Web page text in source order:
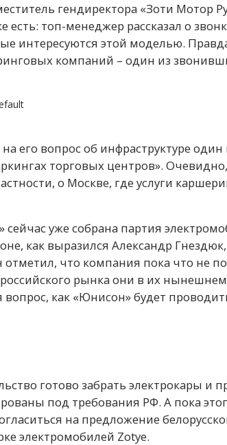
гендиректора «Зоти Мотор
есть: топ-менеджер рассказал о
интересуются этой моделью.
компаний – один из
его вопрос об инфраструктуре
торговых центров».
о Москве, где услуги
уже собрана партия
как выразился Александр
отметил, что компания пока что не
рынка они в их
как «Юнисон» будет
готово забрать электрокары и
под требования РФ. А пока
на предложение
электромобилей Zotye.